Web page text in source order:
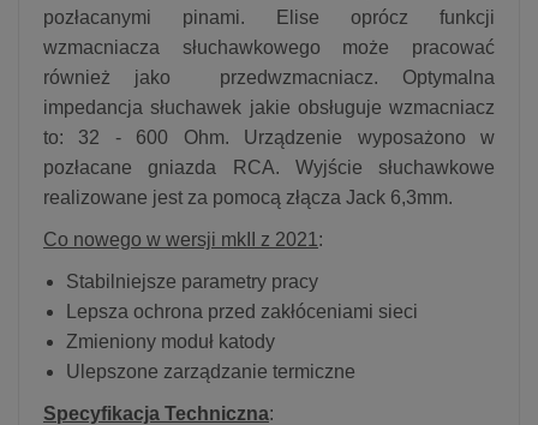
pozłacanymi pinami. Elise oprócz funkcji
wzmacniacza słuchawkowego może pracować
również jako przedwzmacniacz. Optymalna
impedancja słuchawek jakie obsługuje wzmacniacz
to: 32 - 600 Ohm. Urządzenie wyposażono w
pozłacane gniazda RCA. Wyjście słuchawkowe
realizowane jest za pomocą złącza Jack 6,3mm.
Co nowego w wersji mkII z 2021 :
Stabilniejsze parametry pracy
Lepsza ochrona przed zakłóceniami sieci
Zmieniony moduł katody
Ulepszone zarządzanie termiczne
Specyfikacja Techniczna: